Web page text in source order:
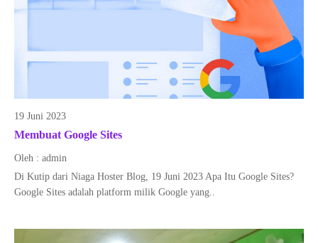
19 Juni 2023
Membuat Google Sites
Oleh : admin
Di Kutip dari Niaga Hoster Blog, 19 Juni 2023 Apa Itu Google Sites?
Google Sites adalah platform milik Google yang..